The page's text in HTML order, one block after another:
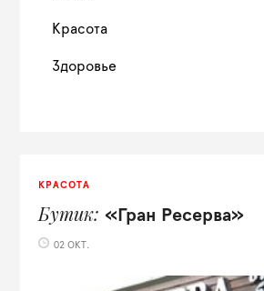
Красота
Здоровье
КРАСОТА
Бутик «Гран Ресерва»
02 ОКТ.